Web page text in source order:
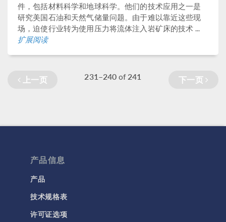
件，包括材料科学和地球科学。他们的技术应用之一是
研究美国石油和天然气储量问题。由于难以靠近这些现
场，迫使行业转为使用压力将流体注入岩矿床的技术 ...
扩展阅读
上一页 231–240 of241 下一页
产品信息
产品
技术规格表
许可证选项